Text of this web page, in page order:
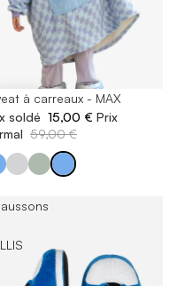
à carreaux - MAX
soldé 15,00 € Prix
59,00 €